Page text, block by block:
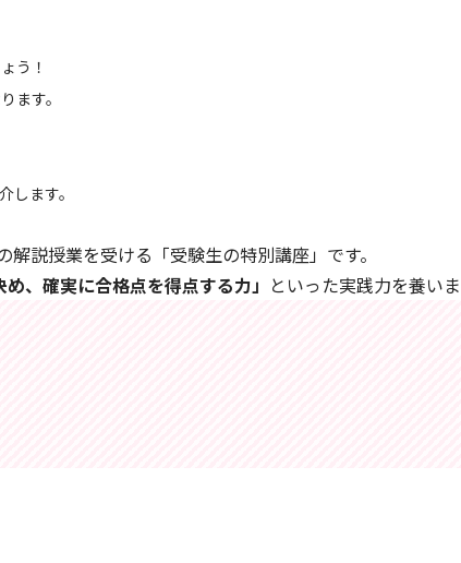
う！
ます。
します。
説授業を受ける「受験生の特別講座」です。
め、確実に合格点を得点する力」 といった実践力を養い